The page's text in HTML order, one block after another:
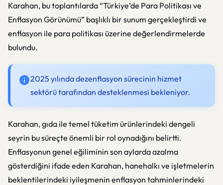
Karahan, bu toplantılarda “Türkiye’de Para Politikası ve
Enflasyon Görünümü” başlıklı bir sunum gerçekleştirdi ve
enflasyon ile para politikası üzerine değerlendirmelerde
bulundu.
2025 yılında dezenflasyon sürecinin hizmet
sektörü tarafından desteklenmesi bekleniyor.
Karahan, gıda ile temel tüketim ürünlerindeki dengeli
seyrin bu süreçte önemli bir rol oynadığını belirtti.
Enflasyonun genel eğiliminin son aylarda azalma
gösterdiğini ifade eden Karahan, hanehalkı ve işletmelerin
beklentilerindeki iyileşmenin enflasyon tahminlerindeki